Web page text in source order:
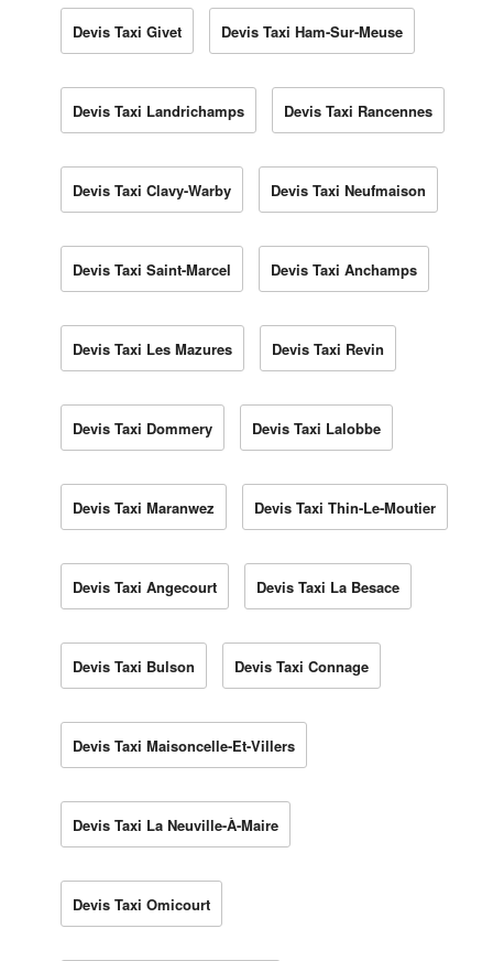
Devis Taxi Givet Devis Taxi Ham-Sur-Meuse
Devis Taxi Landrichamps Devis Taxi Rancennes
Devis Taxi Clavy-Warby Devis Taxi Neufmaison
Devis Taxi Saint-Marcel Devis Taxi Anchamps
Devis Taxi Les Mazures Devis Taxi Revin
Devis Taxi Dommery Devis Taxi Lalobbe
Devis Taxi Maranwez Devis Taxi Thin-Le-Moutier
Devis Taxi Angecourt Devis Taxi La Besace
Devis Taxi Bulson Devis Taxi Connage
Devis Taxi Maisoncelle-Et-Villers
Devis Taxi La Neuville-À-Maire
Devis Taxi Omicourt